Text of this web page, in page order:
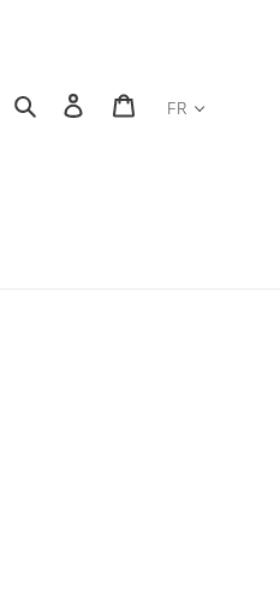
RechercherSe connecter
Panier
FR